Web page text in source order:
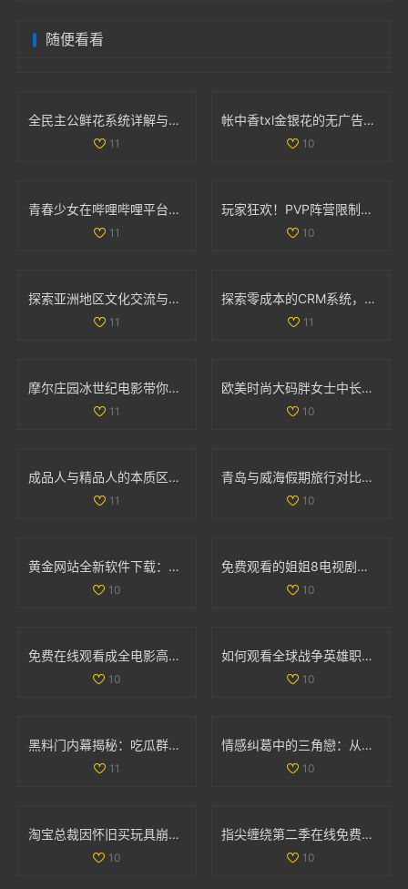
随便看看
全民主公鲜花系统详解与玩法技巧大盘点
11
帐中香txl金银花的无广告免费阅读体验全解析
10
青春少女在哔哩哔哩平台免费观看精彩内容的攻略
11
玩家狂欢！PVP阵营限制解除，部落与联盟可组队战斗
10
探索亚洲地区文化交流与学习的独特魅力与价值
11
探索零成本的CRM系统，助力企业轻松管理客户关系
11
摩尔庄园冰世纪电影带你领略全新奇幻冒险旅程
11
欧美时尚大码胖女士中长款连衣裙彰显优雅魅力
10
成品人与精品人的本质区别解析与对比分析
11
青岛与威海假期旅行对比全解析，哪个更值得去探索
10
黄金网站全新软件下载：快速获取最新投资资讯与市场动态
10
免费观看的姐姐8电视剧全集，畅享精彩剧情与人生故事
10
免费在线观看成全电影高清国语版，畅享精彩剧情和感人故事
10
如何观看全球战争英雄职业赛事的最新信息与平台推荐
10
黑料门内幕揭秘：吃瓜群众们的最新爆料大曝光
11
情感纠葛中的三角戀：从原配到新妾的心路历程
10
淘宝总裁因怀旧买玩具崩溃哭泣引发热议
10
指尖缠绕第二季在线免费观看，感受爱情与命运的交织
10